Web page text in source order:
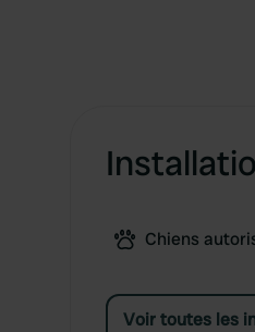
Chiens
Voir toutes les